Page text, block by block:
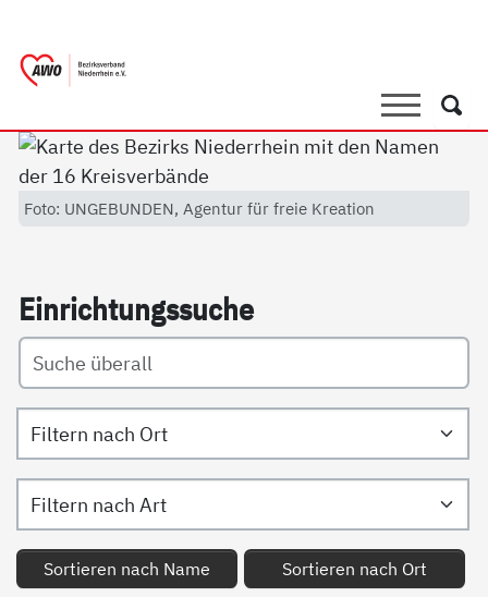
SucheSuche
Foto: UNGEBUNDEN, Agentur für freie Kreation
Ein­rich­tungs­su­che
Filtern nach Ort
Filtern nach Art
Sortieren nach Name Sortieren nach Ort